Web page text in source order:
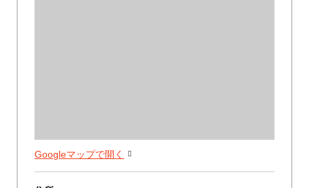
Googleマップで開く